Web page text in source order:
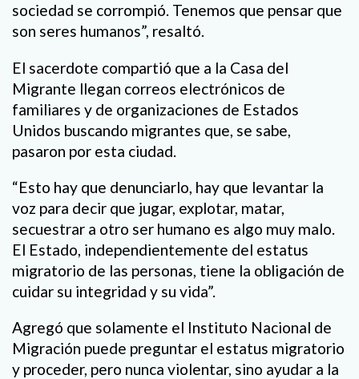
sociedad se corrompió. Tenemos que pensar que
son seres humanos”, resaltó.
El sacerdote compartió que a la Casa del
Migrante llegan correos electrónicos de
familiares y de organizaciones de Estados
Unidos buscando migrantes que, se sabe,
pasaron por esta ciudad.
“Esto hay que denunciarlo, hay que levantar la
voz para decir que jugar, explotar, matar,
secuestrar a otro ser humano es algo muy malo.
El Estado, independientemente del estatus
migratorio de las personas, tiene la obligación de
cuidar su integridad y su vida”.
Agregó que solamente el Instituto Nacional de
Migración puede preguntar el estatus migratorio
y proceder, pero nunca violentar, sino ayudar a la